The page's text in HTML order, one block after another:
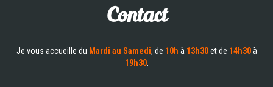
Contact
Je vous accueille du Mardi au Samedi, de 10h à 13h30et de 14h30à
19h30.